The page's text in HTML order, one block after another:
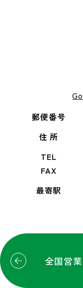
郵便番号
住 所
TEL
FAX
最寄駅
全国営